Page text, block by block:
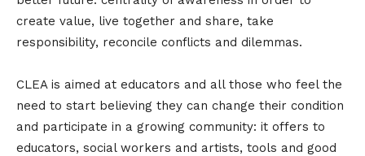
create value, live together and share, take
responsibility, reconcile conflicts and dilemmas.
CLEA is aimed at educators and all those who feel the
need to start believing they can change their condition
and participate in a growing community: it offers to
educators, social workers and artists, tools and good